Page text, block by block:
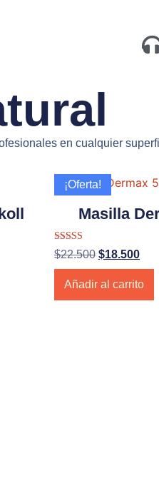
en cualquier
¡Oferta!
Masilla
Valorado con
5.00
de 5
$22.500 $18.500
Añadir al carrito